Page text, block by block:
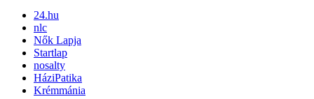
24.hu
nlc
Nők Lapja
Startlap
nosalty
HáziPatika
Krémmánia